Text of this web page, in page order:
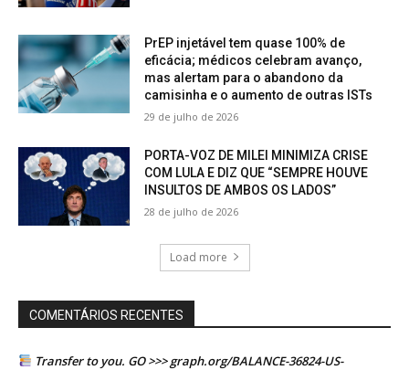
PrEP injetável tem quase 100% de
eficácia; médicos celebram avanço,
mas alertam para o abandono da
camisinha e o aumento de outras ISTs
29 de julho de 2026
PORTA-VOZ DE MILEI MINIMIZA CRISE
COM LULA E DIZ QUE “SEMPRE HOUVE
INSULTOS DE AMBOS OS LADOS”
28 de julho de 2026
Load more
COMENTÁRIOS RECENTES
Transfer to you. GO >>> graph.org/BALANCE-36824-US-